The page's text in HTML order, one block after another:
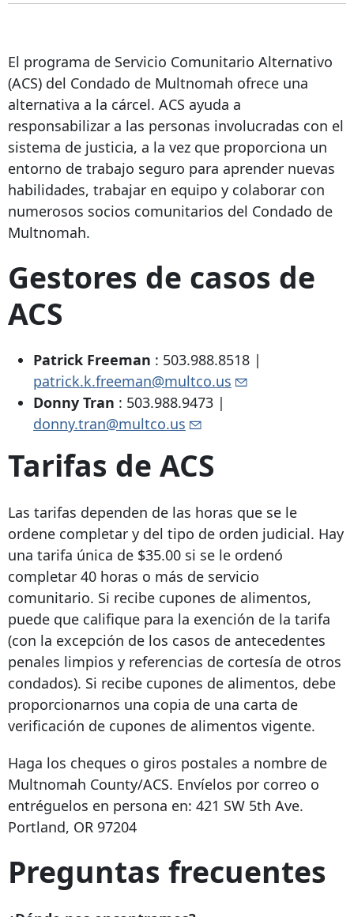
El programa de Servicio Comunitario Alternativo
(ACS) del Condado de Multnomah ofrece una
alternativa a la cárcel. ACS ayuda a
responsabilizar a las personas involucradas con el
sistema de justicia, a la vez que proporciona un
entorno de trabajo seguro para aprender nuevas
habilidades, trabajar en equipo y colaborar con
numerosos socios comunitarios del Condado de
Multnomah.
Gestores de casos de
ACS
Patrick Freeman : 503.988.8518 |
patrick.k.freeman@multco.us
Donny Tran : 503.988.9473 |
donny.tran@multco.us
Tarifas de ACS
Las tarifas dependen de las horas que se le
ordene completar y del tipo de orden judicial. Hay
una tarifa única de $35.00 si se le ordenó
completar 40 horas o más de servicio
comunitario. Si recibe cupones de alimentos,
puede que califique para la exención de la tarifa
(con la excepción de los casos de antecedentes
penales limpios y referencias de cortesía de otros
condados). Si recibe cupones de alimentos, debe
proporcionarnos una copia de una carta de
verificación de cupones de alimentos vigente.
Haga los cheques o giros postales a nombre de
Multnomah County/ACS. Envíelos por correo o
entréguelos en persona en: 421 SW 5th Ave.
Portland, OR 97204
Preguntas frecuentes